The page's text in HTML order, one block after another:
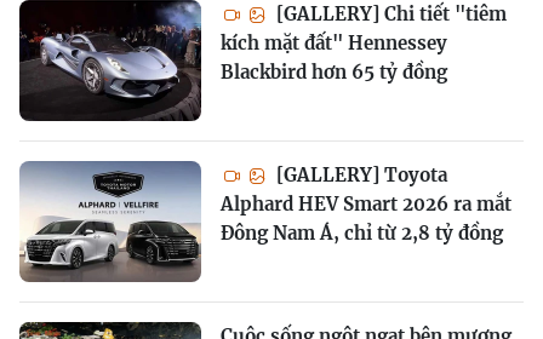
[GALLERY] Chi tiết "tiêm
kích mặt đất" Hennessey
Blackbird hơn 65 tỷ đồng
[GALLERY] Toyota
Alphard HEV Smart 2026 ra mắt
Đông Nam Á, chỉ từ 2,8 tỷ đồng